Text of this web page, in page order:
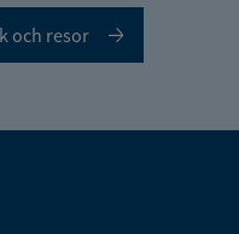
och resor